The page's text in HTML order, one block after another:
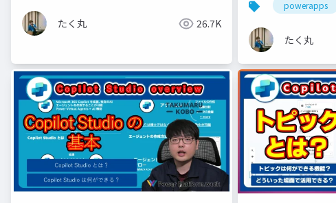
たく丸 26.7K
powerapps
たく丸